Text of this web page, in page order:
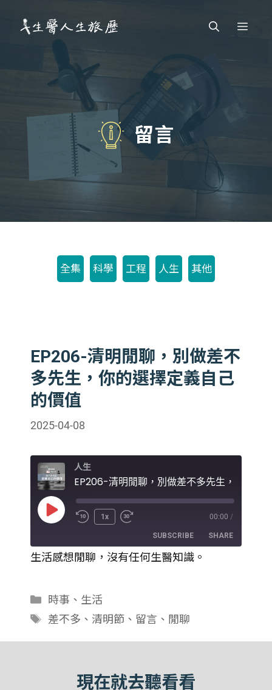
Menu
留言
全集 科學 工程 人生 其他
EP206-清明閒聊，別做差不
多先生，你的選擇定義自己
的價值
2025-04-08
人生
Play
1x 00:00 /
SUBSCRIBE SHARE
LINK
EMBED
生活感想閒聊，沒有任何生醫知識。
分
類
時事 、 生活
標
差不多 、 清明節、 留言 、 閒聊
現在就去聽看看